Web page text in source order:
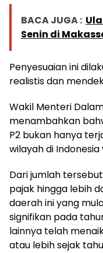
BACA JUGA :
Senin di
Penyesuaian ini
realistis dan
Wakil Menteri
menambahkan
P2 bukan hanya
wilayah di
Dari jumlah
pajak hingga lebih
daerah ini yang
signifikan pada
lainnya telah
atau lebih sejak